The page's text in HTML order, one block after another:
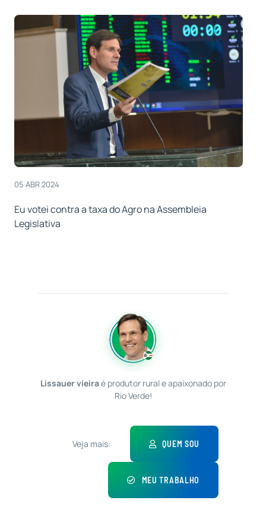
05 ABR 2024
Eu votei contra a taxa do Agro na Assembleia
Legislativa
Lissauer vieiraé produtor rural e apaixonado por
Rio Verde!
Veja mais: QUEM SOU
MEU TRABALHO